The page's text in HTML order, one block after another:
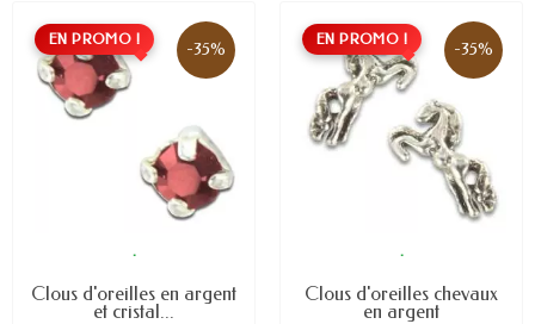
EN PROMO ! -35%
.
Clous d'oreilles en argent
et cristal...
EN PROMO ! -35%
.
Clous d'oreilles chevaux
en argent